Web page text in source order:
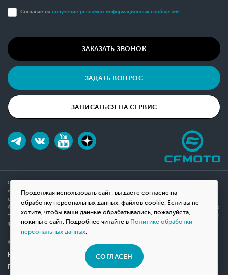
Продолжая использовать сайт, вы даете согласие на
обработку персональных данных: файлов cookie. Если вы не
хотите, чтобы ваши данные обрабатывались, пожалуйста,
покиньте сайт. Подробнее читайте в Политике обработки
персональных данных.
СОГЛАСЕН
Согласие на получение рекламно-информационных сообщений
ЗАКАЗАТЬ ЗВОНОК
ЗАДАТЬ ВОПРОС
ЗАПИСАТЬСЯ НА СЕРВИС
Обращаем ваше внимание на то, что данный интернет-сайт носит исключительно
информационный характер и ни при каких условиях не является публичной офертой,
определяемой положениями Статьи 437(2) Гражданского кодекса Российской
Федерации. Для получения подробной информации о наличии и стоимости указанных
товаров, пожалуйста, обращайтесь к менеджерам компании с помощью специальной
формы связи на сайте или по телефону.
© 2026 Мотосалон «ВНЕ ДОРОГ»
Юридическая информация
Политика конфиденциальности